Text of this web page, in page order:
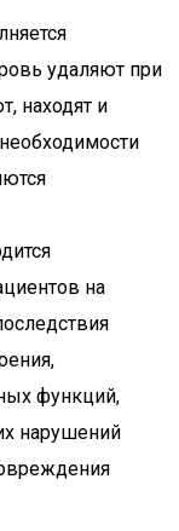
удаляют при
находят и
на
функций,
нарушений